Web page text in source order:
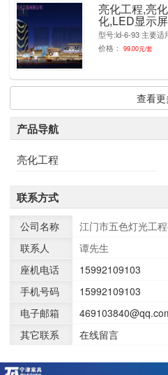
亮化工程,亮
化,LED显示屏
型号:ld-6-93 主要
价格：
99.00元/套
1
查看更
产品导航
亮化工程
联系方式
公司名称 江门市五色灯光工
联系人
谭先生
座机电话
15992109103
手机号码
15992109103
电子邮箱
其它联系
在线留言